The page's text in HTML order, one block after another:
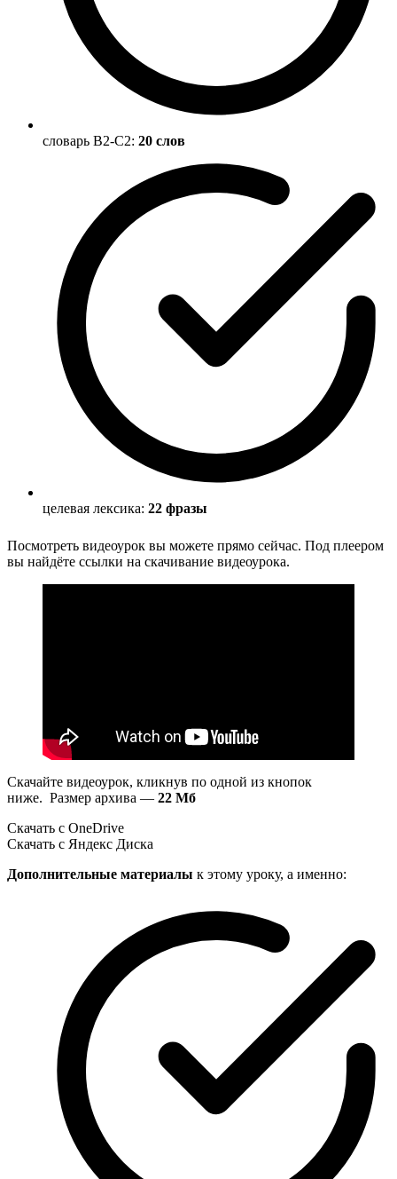
словарь B2-C2: 20 слов
целевая лексика: 22 фразы
Посмотреть видеоурок вы можете прямо сейчас. Под плеером
вы найдёте ссылки на скачивание видеоурока.
Скачайте видеоурок, кликнув по одной из кнопок
ниже. Размер архива — 22 Мб
Скачать с OneDrive
Скачать с Яндекс Диска
Дополнительные материалы к этому уроку, а именно: